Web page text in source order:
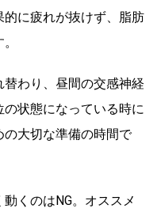
に疲れが抜けず、脂肪
わり、昼間の交感神経
状態になっている時に
大切な準備の時間で
くのはNG。オススメ